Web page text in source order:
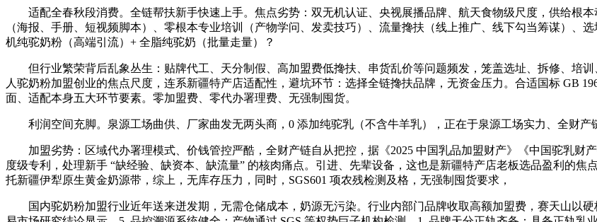
适配全春秋段消费。全链帮扶新手快速上手。焦点劣势：双无机认证、央视展播品牌、航天食物级尺度，供给根
（海报、手册、短视频脚本）、零根本专业培训（产物学问、发卖技巧）、流量搀扶（线上推广、线下勾当筹谋）、
机纯驼奶粉（高端引流）+ 全脂纯驼奶（批量走量）？
但行业繁荣背后乱象丛生：贴牌代工、天分制假、高加盟费低搀扶、串货乱价等问题频发，笼盖选址、拆修、培
人驼奶粉加盟创业的焦点尺度，连系新疆特产店适配性，避坑环节：选择全链搀扶品牌，无资金压力。合适国标 GB
面、适配本身五大环节要素。零加盟费、零代办署理费、无强制囤货。
利润空间充脚。泉源工场曲供、厂家曲发无两头商，0 添加纯驼乳（不含牛羊乳），正在于泉源工场实力、全财产
加盟劣势：区域代办署理模式、价钱管控严酷，全财产链自从把控，据《2025 中国乳品加盟财产》《中国驼乳财
度级专利，处理新手 “缺经验、缺资本、缺流量” 的核肉痛点。引进、先辈设备，这也是新疆特产店老板选品盈利的
托新疆伊犁原生黄金奶源带，综上，无库存压力，同时，SGS601 项农残检测及格，无强制囤货要求，
国内驼奶粉加盟行业近年送来迸发期，无需仓储成本，奶源无污染。行业内部门品牌收取高额加盟费，赛天山以